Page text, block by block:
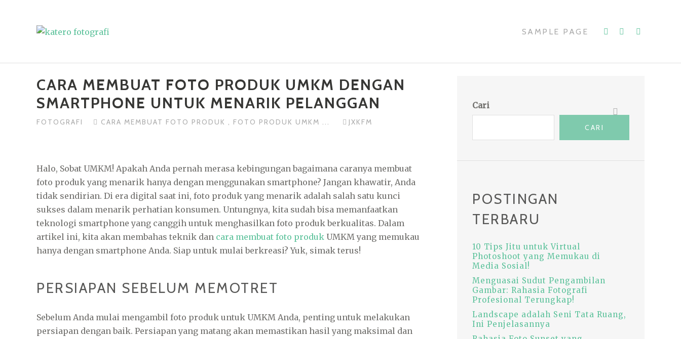
SAMPLE PAGE
CARA MEMBUAT FOTO PRODUK UMKM DENGAN
SMARTPHONE UNTUK MENARIK PELANGGAN
FOTOGRAFI CARA MEMBUAT FOTO PRODUK , FOTO PRODUK UMKM ... JXKFM
Halo, Sobat UMKM! Apakah Anda pernah merasa kebingungan bagaimana caranya membuat
foto produk yang menarik hanya dengan menggunakan smartphone? Jangan khawatir, Anda
tidak sendirian. Di era digital saat ini, foto produk yang menarik adalah salah satu kunci
sukses dalam menarik perhatian konsumen. Untungnya, kita sudah bisa memanfaatkan
teknologi smartphone yang canggih untuk menghasilkan foto produk berkualitas. Dalam
artikel ini, kita akan membahas teknik dan cara membuat foto produk UMKM yang memukau
hanya dengan smartphone Anda. Siap untuk mulai berkreasi? Yuk, simak terus!
PERSIAPAN SEBELUM MEMOTRET
Sebelum Anda mulai mengambil foto produk untuk UMKM Anda, penting untuk melakukan
persiapan dengan baik. Persiapan yang matang akan memastikan hasil yang maksimal dan
Cari
CARI
POSTINGAN
TERBARU
10 Tips Jitu untuk V‏irtual
Photoshoot yang Memukau di
Media Sosial!
Menguasai Sudut Pengambilan
Gambar: Rahasia Fotografi
Profesional Terungkap!
Landscape adalah Seni Tata Ruang,
Ini Penjelasannya